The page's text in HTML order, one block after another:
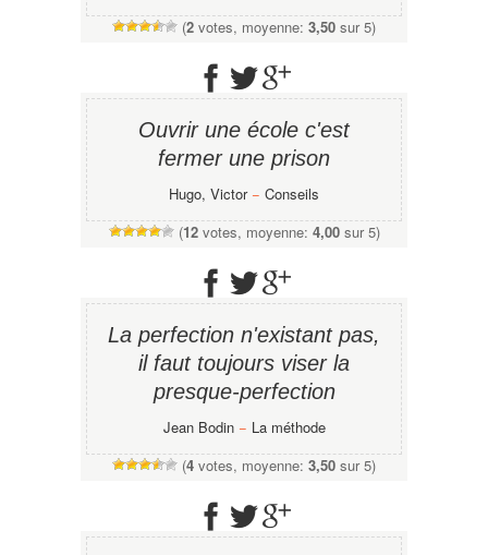
(2 votes, moyenne: 3,50 sur 5)
Ouvrir une école c'est
fermer une prison
Hugo, Victor− Conseils
(12votes, moyenne: 4,00sur 5)
La perfection n'existant pas,
il faut toujours viser la
presque-perfection
Jean Bodin− La méthode
(4 votes, moyenne: 3,50 sur 5)